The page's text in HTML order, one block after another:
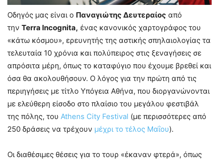
Οδηγός μας είναι ο Παναγιώτης Δευτεραίος από
την Terra Incognita, ένας κανονικός χαρτογράφος του
«κάτω κόσμου», ερευνητής της αστικής σπηλαιολογίας τα
τελευταία 10 χρόνια και πολύπειρος στις ξεναγήσεις σε
απρόσιτα μέρη, όπως το καταφύγιο που έχουμε βρεθεί και
όσα θα ακολουθήσουν. Ο λόγος για την πρώτη από τις
περιηγήσεις με τίτλο Υπόγεια Αθήνα, που διοργανώνονται
με ελεύθερη είσοδο στο πλαίσιο του μεγάλου φεστιβάλ
της πόλης, του Athens City Festival (με περισσότερες από
250 δράσεις να τρέχουν μέχρι το τέλος Μαΐου).
Οι διαθέσιμες θέσεις για το τουρ «έκαναν φτερά», όπως